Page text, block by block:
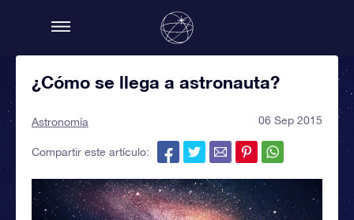
¿Cómo se llega a astronauta?
Astronomía 06 Sep 2015
Compartir este artículo: